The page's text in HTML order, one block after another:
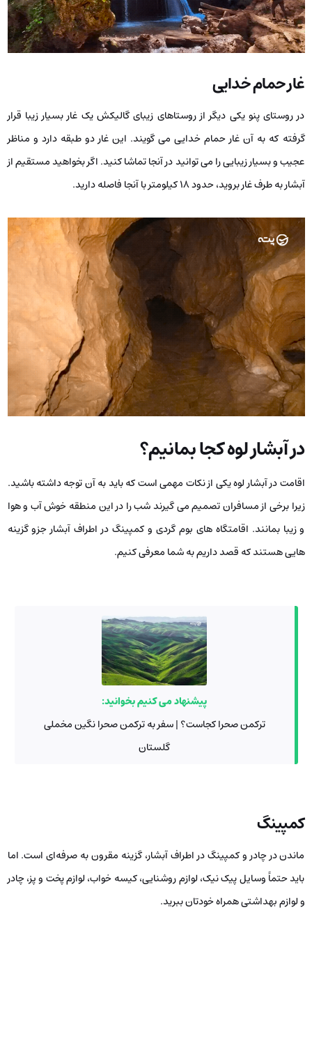
غار حمام خدایی
در روستای پنو یکی دیگر از روستاهای زیبای گالیکش یک غار بسیار زیبا قرار
گرفته که به آن غار حمام خدایی می ‌گویند. این غار دو طبقه دارد و مناظر
عجیب و بسیار زیبایی را می ‌توانید در آنجا تماشا کنید. اگر بخواهید مستقیم از
آبشار به طرف غار بروید، حدود ۱۸ کیلومتر با آنجا فاصله دارید.
در آبشار لوه کجا بمانیم؟
اقامت در آبشار لوه یکی از نکات مهمی است که باید به آن توجه داشته باشید.
زیرا برخی از مسافران تصمیم می ‌گیرند شب را در این منطقه خوش آب و هوا
و زیبا بمانند. اقامتگاه ‌های بوم گردی و کمپینگ در اطراف آبشار جزو گزینه‌
هایی هستند که قصد داریم به شما معرفی کنیم.
پیشنهاد می کنیم بخوانید:
ترکمن صحرا کجاست؟ | سفر به ترکمن صحرا نگین مخملی
گلستان
کمپینگ
ماندن در چادر و کمپینگ در اطراف آبشار، گزینه مقرون به صرفه‌ای است. اما
باید حتماً وسایل پیک نیک، لوازم روشنایی، کیسه خواب، لوازم پخت و پز، چادر
و لوازم بهداشتی همراه خودتان ببرید.